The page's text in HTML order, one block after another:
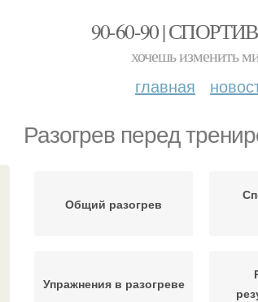
90-60-90 |
хочешь изменить
главная
Разогрев перед
Общий разогрев
Упражнения в разогреве